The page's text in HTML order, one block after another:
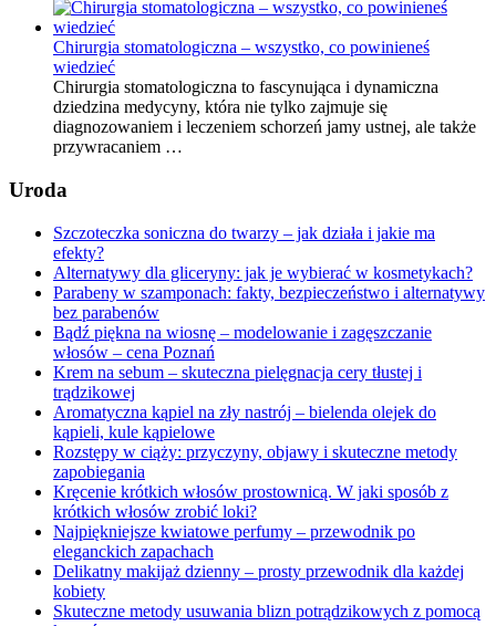
Chirurgia stomatologiczna – wszystko, co powinieneś
wiedzieć
Chirurgia stomatologiczna to fascynująca i dynamiczna
dziedzina medycyny, która nie tylko zajmuje się
diagnozowaniem i leczeniem schorzeń jamy ustnej, ale także
przywracaniem …
Uroda
Szczoteczka soniczna do twarzy – jak działa i jakie ma
efekty?
Alternatywy dla gliceryny: jak je wybierać w kosmetykach?
Parabeny w szamponach: fakty, bezpieczeństwo i alternatywy
bez parabenów
Bądź piękna na wiosnę – modelowanie i zagęszczanie
włosów – cena Poznań
Krem na sebum – skuteczna pielęgnacja cery tłustej i
trądzikowej
Aromatyczna kąpiel na zły nastrój – bielenda olejek do
kąpieli, kule kąpielowe
Rozstępy w ciąży: przyczyny, objawy i skuteczne metody
zapobiegania
Kręcenie krótkich włosów prostownicą. W jaki sposób z
krótkich włosów zrobić loki?
Najpiękniejsze kwiatowe perfumy – przewodnik po
eleganckich zapachach
Delikatny makijaż dzienny – prosty przewodnik dla każdej
kobiety
Skuteczne metody usuwania blizn potrądzikowych z pomocą